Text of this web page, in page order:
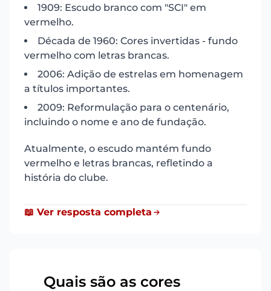
1909: Escudo branco com "SCI" em
vermelho.
Década de 1960: Cores invertidas - fundo
vermelho com letras brancas.
2006: Adição de estrelas em homenagem
a títulos importantes.
2009: Reformulação para o centenário,
incluindo o nome e ano de fundação.
Atualmente, o escudo mantém fundo
vermelho e letras brancas, refletindo a
história do clube.
📖 Ver resposta completa
Quais são as cores